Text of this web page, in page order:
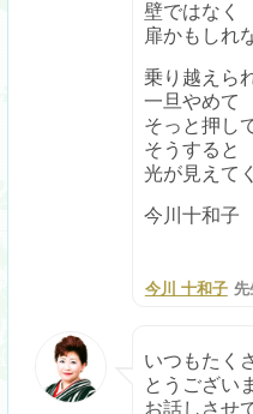
壁ではなく
扉かもしれ
乗り越えら
一旦やめて
そっと押し
そうすると
光が見えて
今川十和子
今川 十和子 先
いつもたく
とうござい
お話しさせ